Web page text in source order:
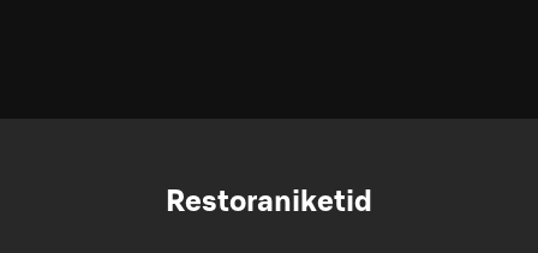
Restoraniketid